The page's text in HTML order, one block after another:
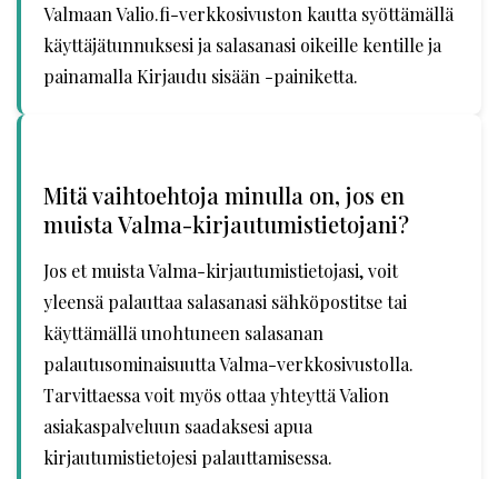
Valmaan Valio.fi-verkkosivuston kautta syöttämällä
käyttäjätunnuksesi ja salasanasi oikeille kentille ja
painamalla Kirjaudu sisään -painiketta.
Mitä vaihtoehtoja minulla on, jos en
muista Valma-kirjautumistietojani?
Jos et muista Valma-kirjautumistietojasi, voit
yleensä palauttaa salasanasi sähköpostitse tai
käyttämällä unohtuneen salasanan
palautusominaisuutta Valma-verkkosivustolla.
Tarvittaessa voit myös ottaa yhteyttä Valion
asiakaspalveluun saadaksesi apua
kirjautumistietojesi palauttamisessa.